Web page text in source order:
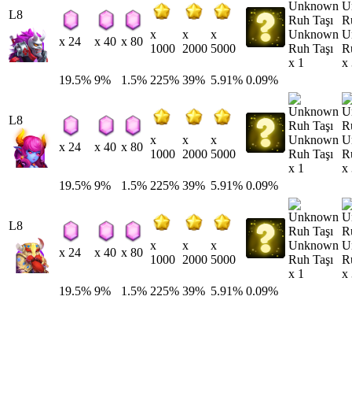
L8
x 24 x 40 x 80
x
1000
x
2000
x
5000
Unknown
Ruh Taşı
x 1
x
19.5% 9% 1.5% 225% 39% 5.91% 0.09%
L8
x 24 x 40 x 80
x
1000
x
2000
x
5000
Unknown
Ruh Taşı
x 1
x
19.5% 9% 1.5% 225% 39% 5.91% 0.09%
L8
x 24 x 40 x 80
x
1000
x
2000
x
5000
Unknown
Ruh Taşı
x 1
x
19.5% 9% 1.5% 225% 39% 5.91% 0.09%